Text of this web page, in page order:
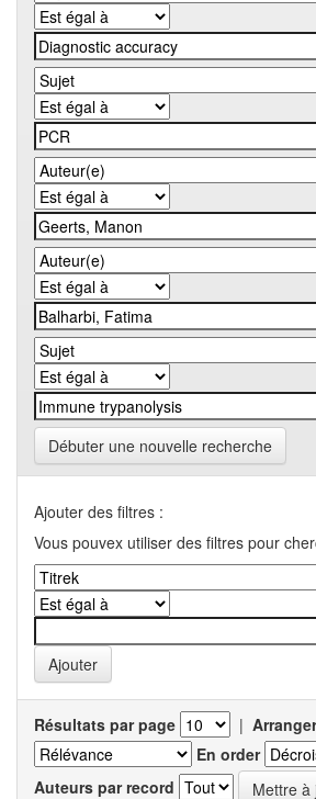
Débuter une nouvelle recherche
Ajouter des filtres :
Vous pouvex utiliser des filtres pour
Résultats par page |
En order
Auteurs par record